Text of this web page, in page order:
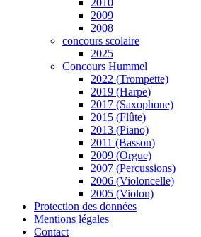
2010
2009
2008
concours scolaire
2025
Concours Hummel
2022 (Trompette)
2019 (Harpe)
2017 (Saxophone)
2015 (Flûte)
2013 (Piano)
2011 (Basson)
2009 (Orgue)
2007 (Percussions)
2006 (Violoncelle)
2005 (Violon)
Protection des données
Mentions légales
Contact